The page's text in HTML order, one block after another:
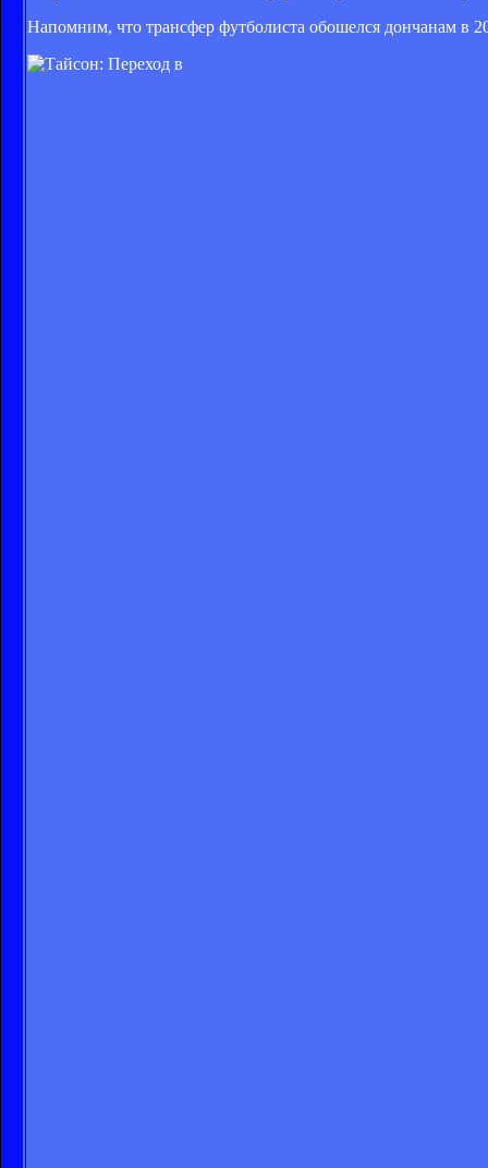
Напомним, что трансфер футболиста обошелся дончанам в